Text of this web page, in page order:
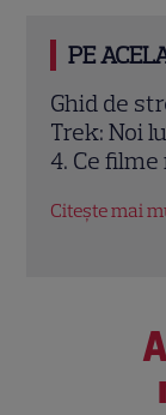
PE
Eurosport
pentru
Turul
Citește mai